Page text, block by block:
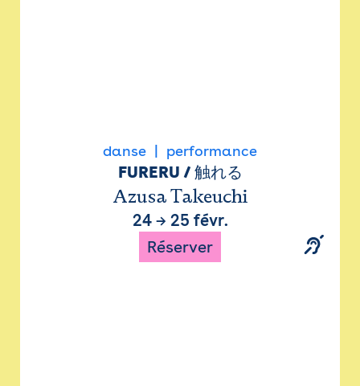
danse performance
FURERU / 触れる
Azusa Takeuchi
24→ 25 févr.
Réserver